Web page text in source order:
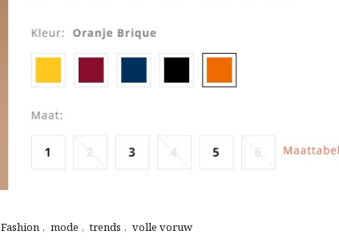
Fashion , mode , trends , volle voruw